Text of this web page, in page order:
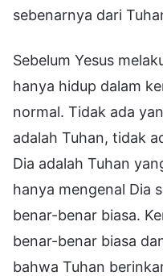
sebenarnya dari
Sebelum Yesus
hanya hidup dalam
normal. Tidak ada
adalah Tuhan, tidak
Dia adalah Tuhan
hanya mengenal Dia
benar-benar biasa.
benar-benar biasa
bahwa Tuhan